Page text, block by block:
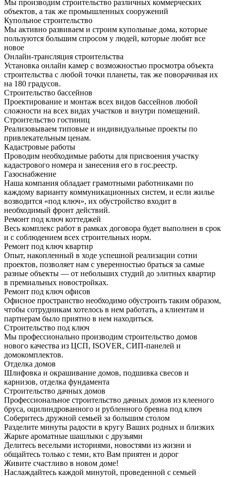
Мы производим строительство различных коммерческих
объектов, а так же промышленных сооружений
Купольное строительство
Мы активно развиваем и строим купольные дома, которые
пользуются большим спросом у людей, которые любят все
новое
Онлайн-трансляция строительства
Установка онлайн камер с возможностью просмотра объекта
строительства с любой точки планеты, так же поворачивая их
на 180 градусов.
Строительство бассейнов
Проектирование и монтаж всех видов бассейнов любой
сложности на всех видах участков и внутри помещений.
Строительство гостиниц
Реализовываем типовые и индивидуальные проекты по
привлекательным ценам.
Кадастровые работы
Проводим необходимые работы для присвоения участку
кадастрового номера и занесения его в гос.реестр.
Газоснабжение
Наша компания обладает грамотными работниками по
каждому варианту коммуникационных систем, и если жилье
возводится «под ключ», их обустройство входит в
необходимый фронт действий.
Ремонт под ключ коттеджей
Весь комплекс работ в рамках договора будет выполнен в срок
и с соблюдением всех строительных норм.
Ремонт под ключ квартир
Опыт, накопленный в ходе успешной реализации сотни
проектов, позволяет нам с уверенностью браться за самые
разные объекты — от небольших студий до элитных квартир
в премиальных новостройках.
Ремонт под ключ офисов
Офисное пространство необходимо обустроить таким образом,
чтобы сотрудникам хотелось в нем работать, а клиентам и
партнерам было приятно в нем находиться.
Строительство под ключ
Мы профессионально производим строительство домов
нового качества из ЦСП, ISOVER, СИП-панелей и
домокомплектов.
Отделка домов
Шлифовка и окрашивание домов, подшивка свесов и
карнизов, отделка фундамента
Строительство дачных домов
Профессиональное строительство дачных домов из клееного
бруса, оцилиндрованного и рубленного бревна под ключ
Соберитесь дружной семьей за большим столом
Разделите минуты радости в кругу Ваших родных и близких
Жарьте ароматные шашлыки с друзьями
Делитесь веселыми историями, новостями из жизни и
общайтесь только с теми, кто Вам приятен и дорог
Живите счастливо в новом доме!
Наслаждайтесь каждой минутой, проведенной с семьей